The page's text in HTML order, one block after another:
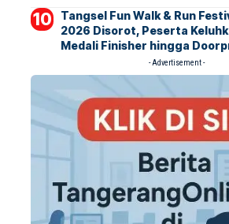
Tangsel Fun Walk & Run
2026 Disorot, Peserta
Medali Finisher hingga
- Advertisement -